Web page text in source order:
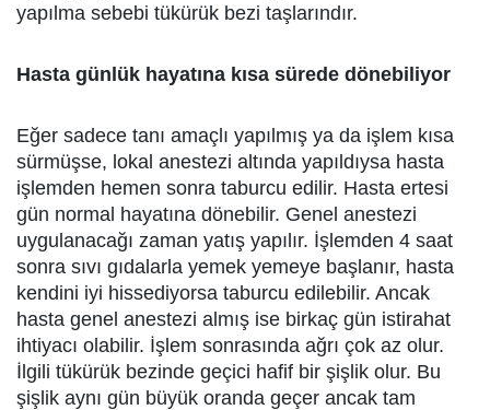
yapılma sebebi tükürük bezi taşlarındır.
Hasta günlük hayatına kısa sürede dönebiliyor
Eğer sadece tanı amaçlı yapılmış ya da işlem kısa
sürmüşse, lokal anestezi altında yapıldıysa hasta
işlemden hemen sonra taburcu edilir. Hasta ertesi
gün normal hayatına dönebilir. Genel anestezi
uygulanacağı zaman yatış yapılır. İşlemden 4 saat
sonra sıvı gıdalarla yemek yemeye başlanır, hasta
kendini iyi hissediyorsa taburcu edilebilir. Ancak
hasta genel anestezi almış ise birkaç gün istirahat
ihtiyacı olabilir. İşlem sonrasında ağrı çok az olur.
İlgili tükürük bezinde geçici hafif bir şişlik olur. Bu
şişlik aynı gün büyük oranda geçer ancak tam